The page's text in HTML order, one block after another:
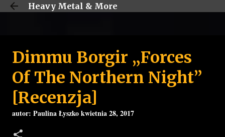
Przejdź do głównej zawartości
Heavy Metal & More
Dimmu Borgir „Forces
Of The Northern Night”
[Recenzja]
autor: Paulina Łyszkokwietnia 28, 2017